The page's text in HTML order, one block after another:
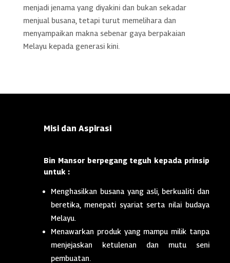
menjadi jenama yang diyakini dan bukan sekadar
menjual busana, tetapi turut memelihara dan
menyampaikan makna sebenar gaya berpakaian
Melayu kepada generasi kini.
Misi dan Aspirasi
Bin Mansor berpegang teguh kepada prinsip
untuk :
Menghasilkan busana yang asli, berkualiti dan
beretika, menepati syariat serta nilai budaya
Melayu.
Menawarkan produk yang mampu milik tanpa
menjejaskan ketulenan dan mutu seni
pembuatan.